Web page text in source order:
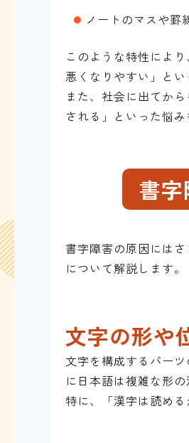
ノートのマスや罫
このような特性によ
悪くなりやすい」と
また、社会に出てか
される」といった悩
書
書字障害の原因には
について解説します。
文字の形や
文字を構成するパー
に日本語は複雑な形
特に、「漢字は読め